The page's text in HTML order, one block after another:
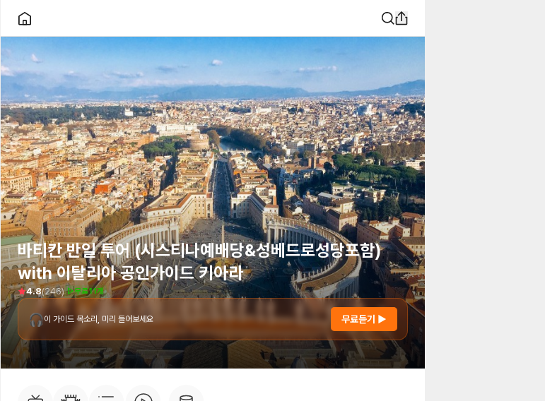
가이드 없이 즐기는
편리한 셀프투어
투어라이브앱에서 여행 맛집지도를 받아보세요
앱 다운로드
바티칸 반일 투어 (시스티나예배당&성베드로성당포함)
with 이탈리아 공인가이드 키아라
4.8(246) ▷무료11개
🎧이 가이드 목소리, 미리 들어보세요 무료듣기 ▶